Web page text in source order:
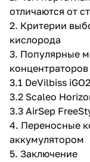
отличаются от
2. Критерии
кислорода
3. Популярные
концентраторов
3.1 DeVilbiss iGO2
3.2 Scaleo
3.3 AirSep
4. Переносные
аккумулятором
5. Заключение